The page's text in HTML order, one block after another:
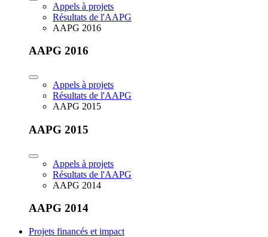
Appels à projets
Résultats de l'AAPG
AAPG 2016
AAPG 2016
Appels à projets
Résultats de l'AAPG
AAPG 2015
AAPG 2015
Appels à projets
Résultats de l'AAPG
AAPG 2014
AAPG 2014
Projets financés et impact